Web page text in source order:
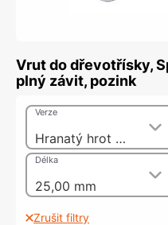
Vrut do dřevotřísky,
plný závit, pozink
Hranatý hrot s patentovaným vlnovým profilem a víceúčelovou hlavou
Verze
25,00 mm
Délka
Zrušit filtry